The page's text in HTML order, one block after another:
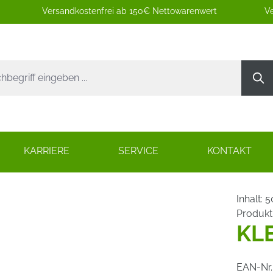
Versandkostenfrei ab 150€ Nettowarenwert
KARRIERE SERVICE KONTAKT
Inhalt:
EAN-Nr.: